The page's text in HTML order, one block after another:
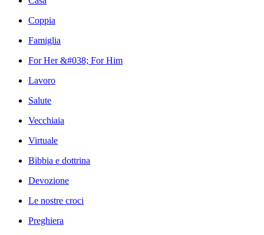
Coppia
Famiglia
For Her &#038; For Him
Lavoro
Salute
Vecchiaia
Virtuale
Bibbia e dottrina
Devozione
Le nostre croci
Preghiera